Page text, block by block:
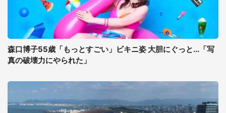
森口博子55歳「もっとすごい」ビキニ姿 大胆にぐっと...「写
真の破壊力にやられた」